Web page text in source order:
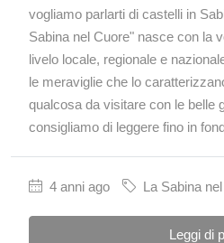
vogliamo parlarti di castelli in
Sabina nel Cuore" nasce con la
livelo locale, regionale e
le meraviglie che lo
qualcosa da visitare con le belle
consigliamo di leggere fino in
4 anni ago La Sabina
Leggi di